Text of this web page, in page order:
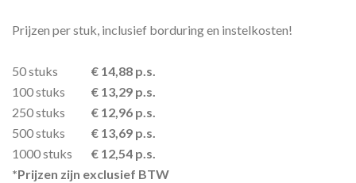
Prijzen per stuk, inclusief borduring en instelkosten!
50 stuks
€ 14,88 p.s.
100 stuks
€ 13,29 p.s.
250 stuks
€ 12,96 p.s.
500 stuks
€ 13,69 p.s.
1000 stuks
€ 12,54 p.s.
*Prijzen zijn exclusief BTW